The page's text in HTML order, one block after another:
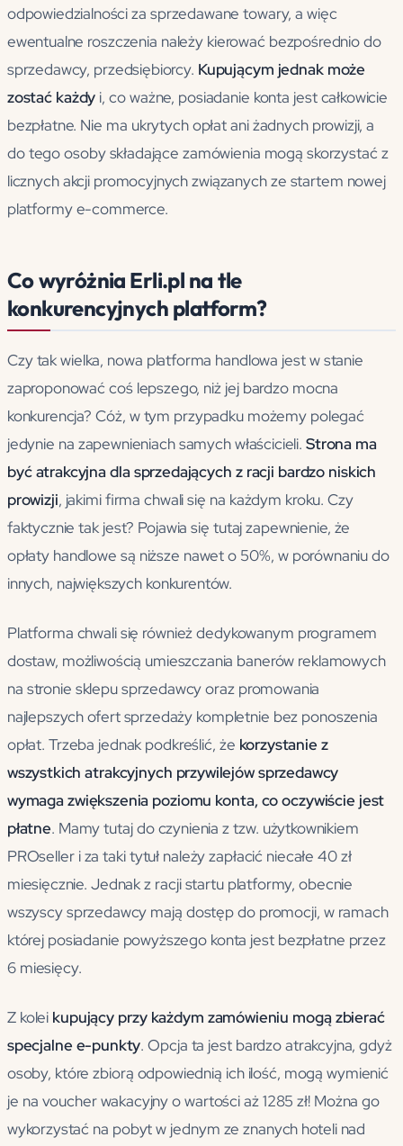
odpowiedzialności za sprzedawane towary, a więc
ewentualne roszczenia należy kierować bezpośrednio do
sprzedawcy, przedsiębiorcy. Kupującym jednak może
zostać każdy i, co ważne, posiadanie konta jest całkowicie
bezpłatne. Nie ma ukrytych opłat ani żadnych prowizji, a
do tego osoby składające zamówienia mogą skorzystać z
licznych akcji promocyjnych związanych ze startem nowej
platformy e-commerce.
Co wyróżnia Erli.pl na tle
konkurencyjnych platform?
Czy tak wielka, nowa platforma handlowa jest w stanie
zaproponować coś lepszego, niż jej bardzo mocna
konkurencja? Cóż, w tym przypadku możemy polegać
jedynie na zapewnieniach samych właścicieli.Strona ma
być atrakcyjna dla sprzedających z racji bardzo niskich
prowizji, jakimi firma chwali się na każdym kroku. Czy
faktycznie tak jest? Pojawia się tutaj zapewnienie, że
opłaty handlowe są niższe nawet o 50%, w porównaniu do
innych, największych konkurentów.
Platforma chwali się również dedykowanym programem
dostaw, możliwością umieszczania banerów reklamowych
na stronie sklepu sprzedawcy oraz promowania
najlepszych ofert sprzedaży kompletnie bez ponoszenia
opłat. Trzeba jednak podkreślić, że korzystanie z
wszystkich atrakcyjnych przywilejów sprzedawcy
wymaga zwiększenia poziomu konta, co oczywiście jest
płatne. Mamy tutaj do czynienia z tzw. użytkownikiem
PROseller i za taki tytuł należy zapłacić niecałe 40 zł
miesięcznie. Jednak z racji startu platformy, obecnie
wszyscy sprzedawcy mają dostęp do promocji, w ramach
której posiadanie powyższego konta jest bezpłatne przez
6 miesięcy.
Z kolei kupujący przy każdym zamówieniu mogą zbierać
specjalne e-punkty. Opcja ta jest bardzo atrakcyjna, gdyż
osoby, które zbiorą odpowiednią ich ilość, mogą wymienić
je na voucher wakacyjny o wartości aż 1285 zł! Można go
wykorzystać na pobyt w jednym ze znanych hoteli nad